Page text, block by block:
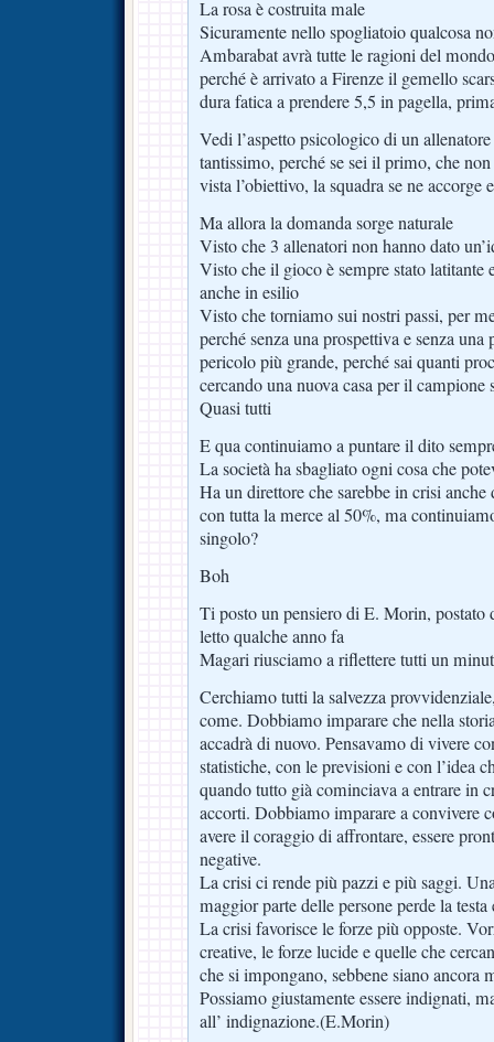
La rosa è costruita male
Sicuramente nello spogliatoio qualcosa
Ambarabat avrà tutte le ragioni del
perché è arrivato a Firenze il gemello
dura fatica a prendere 5,5 in pagella,
Vedi l’aspetto psicologico di un
tantissimo, perché se sei il primo, che
vista l’obiettivo, la squadra se ne accorge
Ma allora la domanda sorge naturale
Visto che 3 allenatori non hanno dato
Visto che il gioco è sempre stato latitante
anche in esilio
Visto che torniamo sui nostri passi, per
perché senza una prospettiva e senza una
pericolo più grande, perché sai quanti
cercando una nuova casa per il campione
Quasi tutti
E qua continuiamo a puntare il dito
La società ha sbagliato ogni cosa che
Ha un direttore che sarebbe in crisi
con tutta la merce al 50%, ma
singolo?
Boh
Ti posto un pensiero di E. Morin, postato
letto qualche anno fa
Magari riusciamo a riflettere tutti un
Cerchiamo tutti la salvezza
come. Dobbiamo imparare che nella
accadrà di nuovo. Pensavamo di vivere
statistiche, con le previsioni e con l’idea
quando tutto già cominciava a entrare in
accorti. Dobbiamo imparare a convivere
avere il coraggio di affrontare, essere
negative.
La crisi ci rende più pazzi e più saggi.
maggior parte delle persone perde la
La crisi favorisce le forze più opposte.
creative, le forze lucide e quelle che
che si impongano, sebbene siano ancora
Possiamo giustamente essere indignati,
all’ indignazione.(E.Morin)